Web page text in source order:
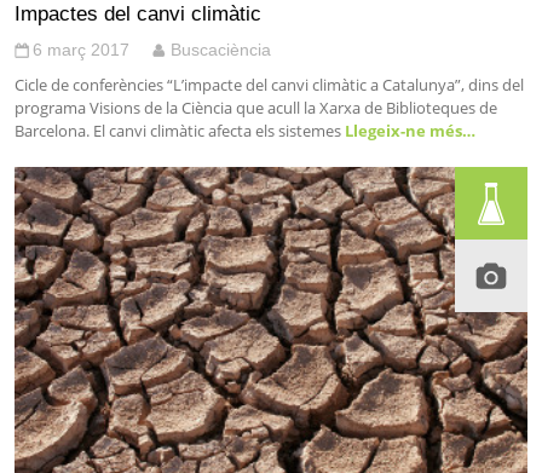
Impactes del canvi climàtic
6 març 2017 Buscaciència
Cicle de conferències “L’impacte del canvi climàtic a Catalunya”, dins del
programa Visions de la Ciència que acull la Xarxa de Biblioteques de
Barcelona. El canvi climàtic afecta els sistemes Llegeix-ne més…